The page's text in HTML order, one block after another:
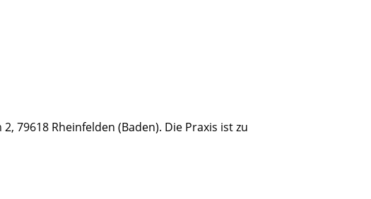
79618 Rheinfelden (Baden). Die Praxis ist zu